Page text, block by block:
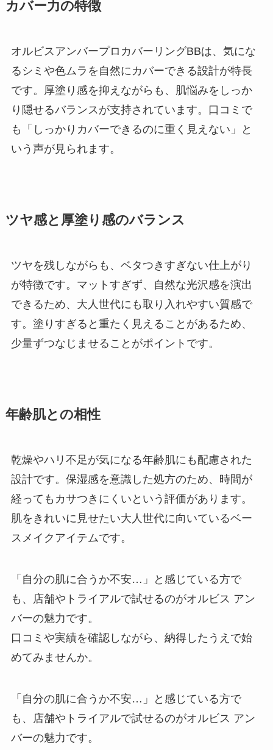
カバー力の特徴
オルビスアンバープロカバーリングBBは、気にな
るシミや色ムラを自然にカバーできる設計が特長
です。厚塗り感を抑えながらも、肌悩みをしっか
り隠せるバランスが支持されています。口コミで
も「しっかりカバーできるのに重く見えない」と
いう声が見られます。
ツヤ感と厚塗り感のバランス
ツヤを残しながらも、ベタつきすぎない仕上がり
が特徴です。マットすぎず、自然な光沢感を演出
できるため、大人世代にも取り入れやすい質感で
す。塗りすぎると重たく見えることがあるため、
少量ずつなじませることがポイントです。
年齢肌との相性
乾燥やハリ不足が気になる年齢肌にも配慮された
設計です。保湿感を意識した処方のため、時間が
経ってもカサつきにくいという評価があります。
肌をきれいに見せたい大人世代に向いているベー
スメイクアイテムです。
「自分の肌に合うか不安…」と感じている方で
も、店舗やトライアルで試せるのがオルビス アン
バーの魅力です。
口コミや実績を確認しながら、納得したうえで始
めてみませんか。
「自分の肌に合うか不安…」と感じている方で
も、店舗やトライアルで試せるのがオルビス アン
バーの魅力です。